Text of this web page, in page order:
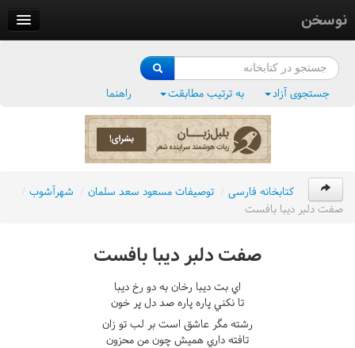
نوسخن
فرهنگ واژگان
جستجوی آزاد به ترتیب مطابقت راهنما
کتابخانه فارسی / توصيفات مسعود سعد سلمان / شهرآشوب /
صفت دلبر ديبا بافست
صفت دلبر ديبا بافست
اي بت ديبا رخان به دو رخ ديبا
تا نکني پاره پاره صد دل پر خون
رشته مگر عاشق است بر لب تو زان
تافته داري هميش چون من محزون